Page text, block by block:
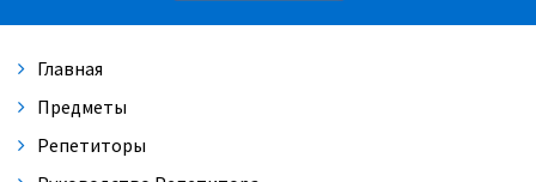
Главная
Предметы
Репетиторы